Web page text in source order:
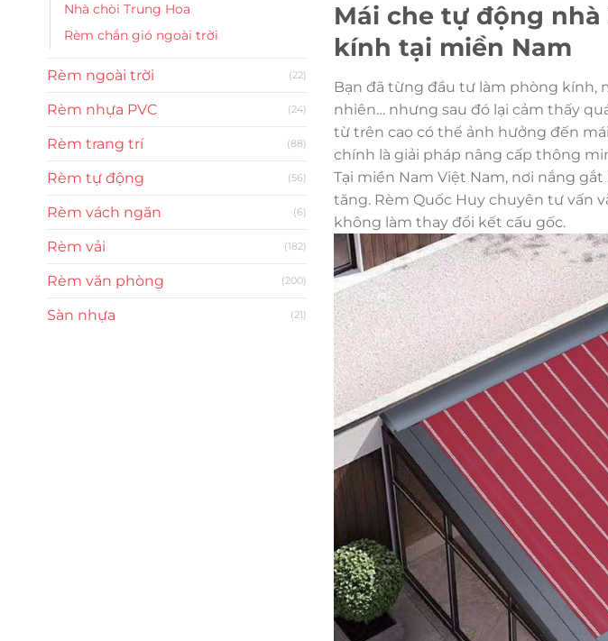
Nhà chòi Trung Hoa
Rèm chắn gió ngoài trời
Rèm ngoài trời (22)
Rèm nhựa PVC (24)
Rèm trang trí (88)
Rèm tự động (56)
Rèm vách ngăn (6)
Rèm vải (182)
Rèm văn phòng (200)
Sàn nhựa (21)
Mái che tự động
kính tại miền Nam
Bạn đã từng đầu tư làm phòng kính,
nhiên… nhưng sau đó lại cảm thấy
từ trên cao có thể ảnh hưởng đến
chính là giải pháp nâng cấp thông
Tại miền Nam Việt Nam, nơi nắng
tăng. Rèm Quốc Huy chuyên tư vấn
không làm thay đổi kết cấu gốc.